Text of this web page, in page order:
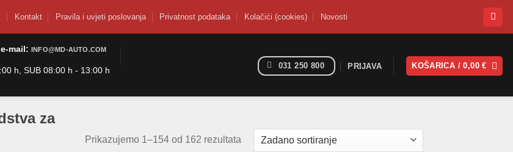
Kontakt Pravila i uvjeti poslovanja Privatnost podataka Kolačići (cookies) Novosti
e-mail: INFO@MD-AUTO.COM
h, SUB 08:00 h - 13:00 h
031 250 800 PRIJAVA KOŠARICA /0,00€
za
Prikazujemo 1–154 od 162 rezultata